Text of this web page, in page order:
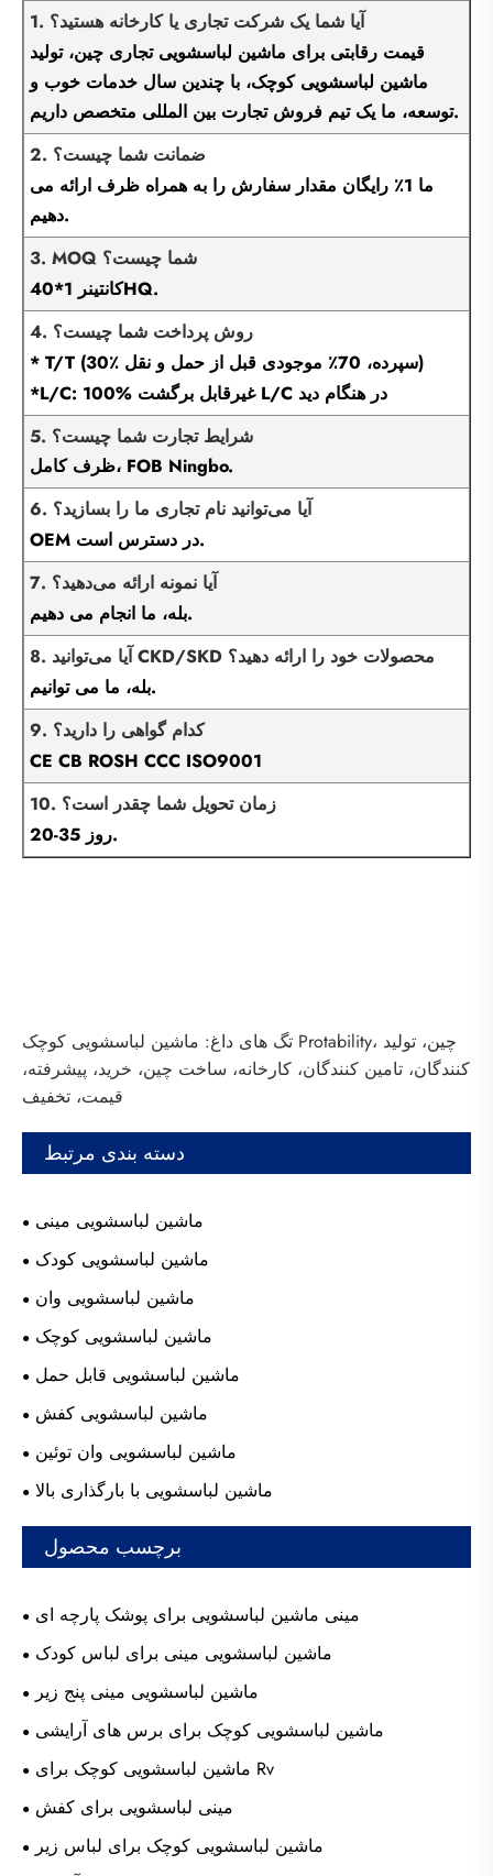
1. آیا شما یک شرکت تجاری یا کارخانه هستید؟
قیمت رقابتی برای ماشین لباسشویی تجاری چین، تولید
ماشین لباسشویی کوچک، با چندین سال خدمات خوب و
توسعه، ما یک تیم فروش تجارت بین المللی متخصص داریم.
2. ضمانت شما چیست؟
ما 1٪ رایگان مقدار سفارش را به همراه ظرف ارائه می
دهیم.
3. MOQ شما چیست؟
کانتینر 1*40HQ.
4. روش پرداخت شما چیست؟
* T/T (30٪ سپرده، 70٪ موجودی قبل از حمل و نقل)
*L/C: 100% غیرقابل برگشت L/C در هنگام دید
5. شرایط تجارت شما چیست؟
ظرف کامل، FOB Ningbo.
6. آیا می‌توانید نام تجاری ما را بسازید؟
OEM در دسترس است.
7. آیا نمونه ارائه می‌دهید؟
بله، ما انجام می دهیم.
8. آیا می‌توانید CKD/SKD محصولات خود را ارائه دهید؟
بله، ما می توانیم.
9. کدام گواهی را دارید؟
CE CB ROSH CCC ISO9001
10. زمان تحویل شما چقدر است؟
20-35 روز.
تگ های داغ: ماشین لباسشویی کوچک Protability، چین، تولید
کنندگان، تامین کنندگان، کارخانه، ساخت چین، خرید، پیشرفته،
قیمت، تخفیف
دسته بندی مرتبط
ماشین لباسشویی مینی
ماشین لباسشویی کودک
ماشین لباسشویی وان
ماشین لباسشویی کوچک
ماشین لباسشویی قابل حمل
ماشین لباسشویی کفش
ماشین لباسشویی وان توئین
ماشین لباسشویی با بارگذاری بالا
برچسب محصول
مینی ماشین لباسشویی برای پوشک پارچه ای
ماشین لباسشویی مینی برای لباس کودک
ماشین لباسشویی مینی پنج زیر
ماشین لباسشویی کوچک برای برس های آرایشی
ماشین لباسشویی کوچک برای Rv
مینی لباسشویی برای کفش
ماشین لباسشویی کوچک برای لباس زیر